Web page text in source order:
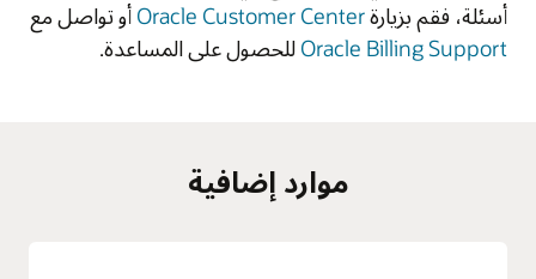
أسئلة، فقم بزيارةOracle Customer Center أو تواصل مع
Oracle Billing Support للحصول على المساعدة.
موارد إضافية